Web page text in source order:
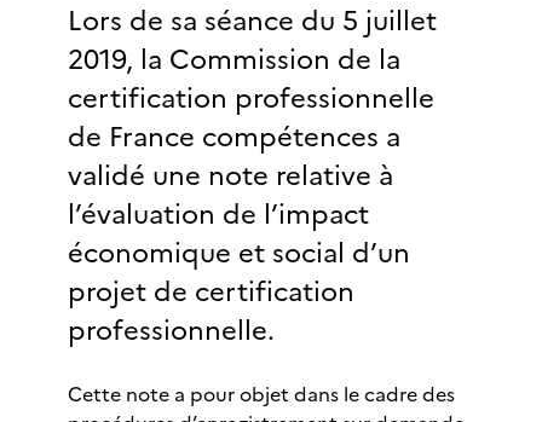
Lors de sa séance du 5 juillet
2019, la Commission de la
certification professionnelle
de France compétences a
validé une note relative à
l’évaluation de l’impact
économique et social d’un
projet de certification
professionnelle.
Cette note a pour objet dans le cadre des